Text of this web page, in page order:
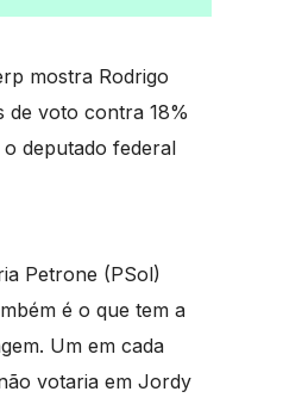
mostra Rodrigo
de voto contra 18%
deputado federal
Petrone (PSol)
é o que tem a
Um em cada
votaria em Jordy